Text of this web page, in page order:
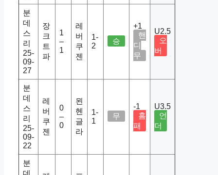
분
데
스
리
25-
09-
27
장
크
트
파
1
–
1
레
버
쿠
젠
1-
2
승
+1
핸
디
무
U2.5
오
버
분
데
스
리
25-
09-
22
레
버
쿠
젠
0
–
0
묀
헨
글
라
1-
1
무
-1
홈
패
U3.5
언
더
분
데